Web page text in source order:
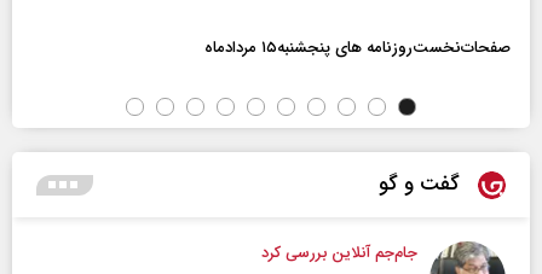
صفحات‌نخست‌روزنامه ها‌ی پنجشنبه‌۱۵ مردادماه
گفت و گو
جام‌جم آنلاین بررسی کرد